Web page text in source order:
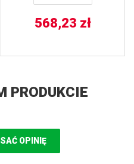
568,23 zł
PRODUKCIE
OPINIĘ